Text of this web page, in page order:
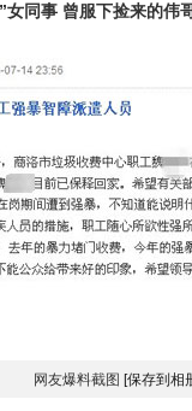
女同事 曾服下捡来的伟
网友爆料截图 [保存到相